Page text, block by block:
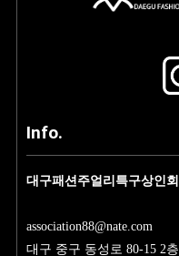
Info.
대구패션주얼리특구상인회
association88@nate.com
대구 중구 동성로 80-15 2층